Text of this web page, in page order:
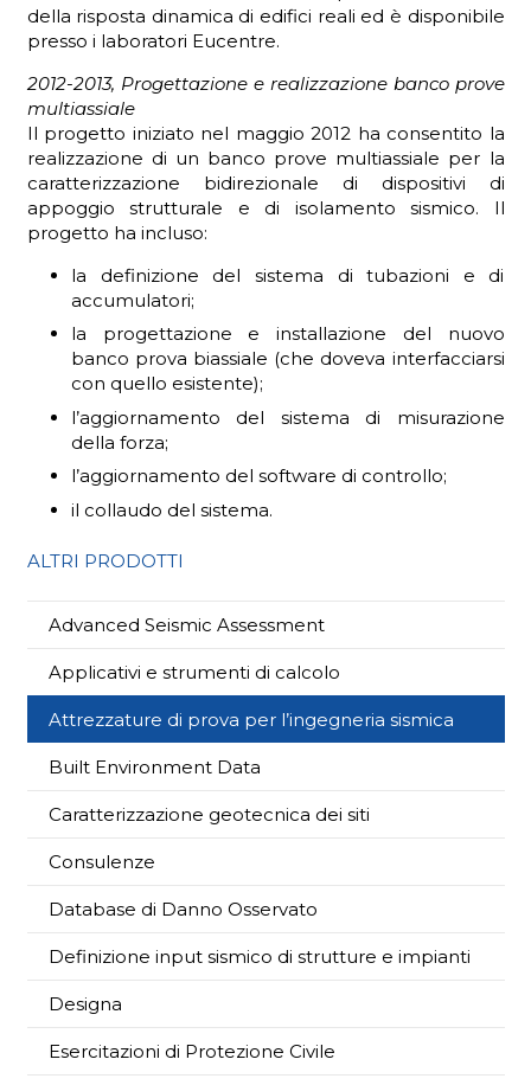
della risposta dinamica di edifici reali ed è disponibile
presso i laboratori Eucentre.
2012-2013, Progettazione e realizzazione banco prove
multiassiale
Il progetto iniziato nel maggio 2012 ha consentito la
realizzazione di un banco prove multiassiale per la
caratterizzazione bidirezionale di dispositivi di
appoggio strutturale e di isolamento sismico. Il
progetto ha incluso:
la definizione del sistema di tubazioni e di
accumulatori;
la progettazione e installazione del nuovo
banco prova biassiale (che doveva interfacciarsi
con quello esistente);
l’aggiornamento del sistema di misurazione
della forza;
l’aggiornamento del software di controllo;
il collaudo del sistema.
ALTRI PRODOTTI
Advanced Seismic Assessment
Applicativi e strumenti di calcolo
Attrezzature di prova per l’ingegneria sismica
Built Environment Data
Caratterizzazione geotecnica dei siti
Consulenze
Database di Danno Osservato
Definizione input sismico di strutture e impianti
Designa
Esercitazioni di Protezione Civile